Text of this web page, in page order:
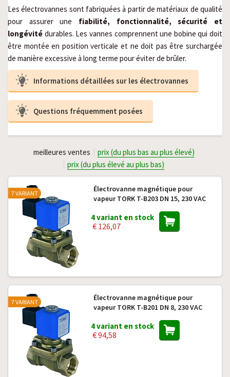
Les électrovannes sont fabriquées à partir de matériaux de qualité
pour assurer une fiabilité, fonctionnalité, sécurité et
longévité durables. Les vannes comprennent une bobine qui doit
être montée en position verticale et ne doit pas être surchargée
de manière excessive à long terme pour éviter de brûler.
Informations détaillées sur les électrovannes
Questions fréquemment posées
meilleures ventes
prix (du plus bas au plus élevé)
prix (du plus élevé au plus bas)
Électrovanne magnétique pour
vapeur TORK T-B203 DN 15, 230 VAC
4 variant en stock
€ 126,07
7 VARIANT
Électrovanne magnétique pour
vapeur TORK T-B201 DN 8, 230 VAC
4 variant en stock
€ 94,58
7 VARIANT